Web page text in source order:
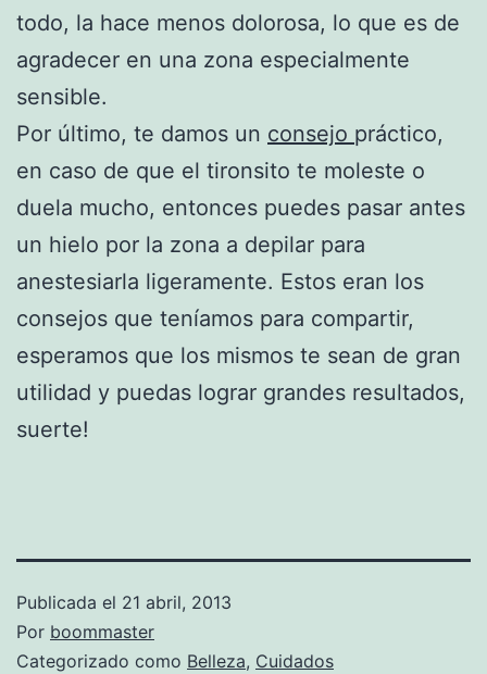
todo, la hace menos dolorosa, lo que es de
agradecer en una zona especialmente
sensible.
Por último, te damos un consejo práctico,
en caso de que el tironsito te moleste o
duela mucho, entonces puedes pasar antes
un hielo por la zona a depilar para
anestesiarla ligeramente. Estos eran los
consejos que teníamos para compartir,
esperamos que los mismos te sean de gran
utilidad y puedas lograr grandes resultados,
suerte!
Publicada el 21 abril, 2013
Por boommaster
Categorizado como Belleza, Cuidados